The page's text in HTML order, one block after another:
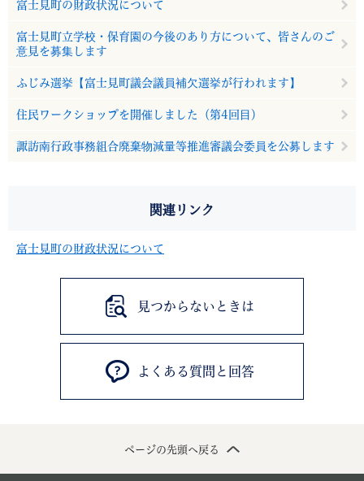
富士見町の財政状況について
富士見町立学校・保育園の今後のあり方について、皆さんのご
意見を募集します
ふじみ選挙【富士見町議会議員補欠選挙が行われます】
住民ワークショップを開催しました（第4回目）
諏訪南行政事務組合廃棄物減量等推進審議会委員を公募します
関連リンク
富士見町の財政状況について
見つからないときは
よくある質問と回答
ページの先頭へ戻る